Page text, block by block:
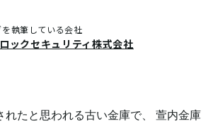
を執筆している会社
ックセキュリティ株式会社
れたと思われる古い金庫で、 萱内金庫